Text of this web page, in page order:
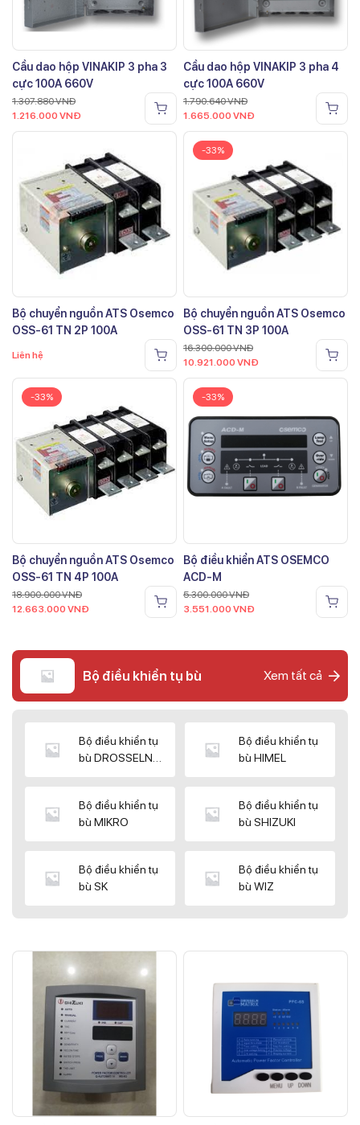
Cầu dao hộp VINAKIP 3 pha 3
cực 100A 660V
1.307.880VNĐ
1.216.000 VNĐ
Cầu dao hộp VINAKIP 3 pha 4
cực 100A 660V
1.790.640VNĐ
1.665.000 VNĐ
Bộ chuyển nguồn ATS Osemco
OSS-61 TN 2P 100A
Liên hệ
-33%
Bộ chuyển nguồn ATS Osemco
OSS-61 TN 3P 100A
16.300.000VNĐ
10.921.000 VNĐ
-33%
Bộ chuyển nguồn ATS Osemco
OSS-61 TN 4P 100A
18.900.000VNĐ
12.663.000 VNĐ
-33%
Bộ điều khiển ATS OSEMCO
ACD-M
5.300.000VNĐ
3.551.000 VNĐ
Bộ điều khiển tụ bù Xem tất cả
Bộ điều khiển tụ
bù DROSSELN
Bộ điều khiển tụ
bù HIMEL
Bộ điều khiển tụ
bù MIKRO
Bộ điều khiển tụ
bù SHIZUKI
Bộ điều khiển tụ
bù SK
Bộ điều khiển tụ
bù WIZ